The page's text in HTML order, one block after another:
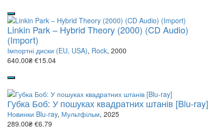
Linkin Park – Hybrid Theory (2000) (CD Audio)
(Import)
Імпортні диски (EU, USA), Rock, 2000
640.00₴ €15.04
Губка Боб: У пошуках квадратних штанів [Blu-ray]
Новинки Blu-ray, Мультфільм, 2025
289.00₴ €6.79